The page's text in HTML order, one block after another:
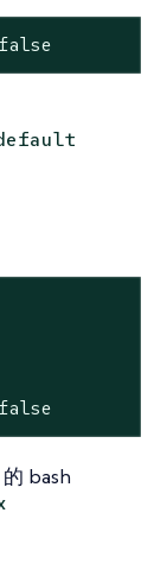
false
false
的 bash